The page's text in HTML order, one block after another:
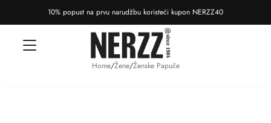
10% popust na prvu narudžbu koristeći kupon NERZZ40
Home/Žene/Ženske Papuče